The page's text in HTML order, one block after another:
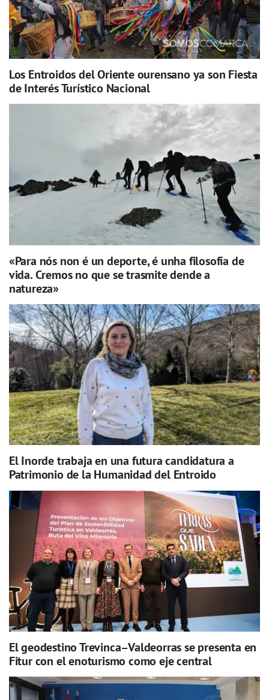
Los Entroidos del Oriente ourensano ya son Fiesta
de Interés Turístico Nacional
«Para nós non é un deporte, é unha filosofía de
vida. Cremos no que se trasmite dende a
natureza»
El Inorde trabaja en una futura candidatura a
Patrimonio de la Humanidad del Entroido
El geodestino Trevinca–Valdeorras se presenta en
Fitur con el enoturismo como eje central